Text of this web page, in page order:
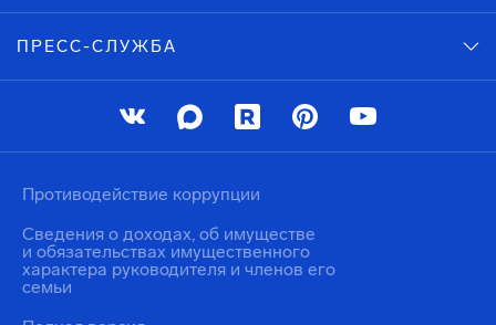
ПРЕСС-СЛУЖБА
Противодействие коррупции
Сведения о доходах, об имуществе
и обязательствах имущественного
характера руководителя и членов его
семьи